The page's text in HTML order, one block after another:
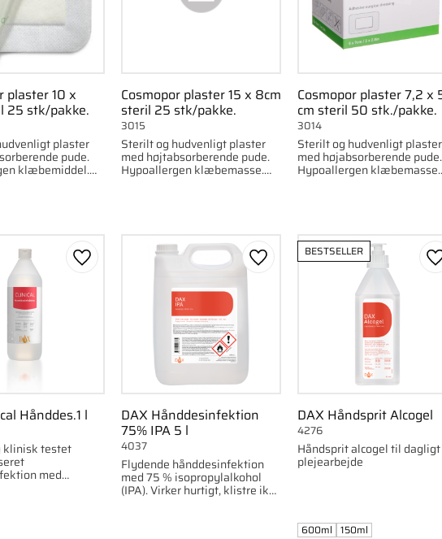
plaster 10 x
25 stk/pakke.
plaster
pude.
klæbemiddel.
Cosmopor plaster 15 x 8cm
steril 25 stk/pakke.
Sterilt og hudvenligt plaster
med højtabsorberende pude.
Hypoallergen klæbemasse.
3015
Cosmopor plaster 7,2 x
cm steril 50 stk./pakke.
Sterilt og hudvenligt plaster
med højabsorberende pude.
Hypoallergen klæbemasse.
3014
Hånddes.1 l
klinisk testet
med
Gem som favorit
DAX Hånddesinfektion
75% IPA 5 l
Flydende hånddesinfektion
med 75 % isopropylalkohol
(IPA). Virker hurtigt, klistre ikke
og er effektiv mod bakterier og
4037
Gem som favorit
DAX Håndsprit Alcogel
Håndsprit alcogel til dagligt
plejearbejde
4276
BESTSELLER
600ml 150ml